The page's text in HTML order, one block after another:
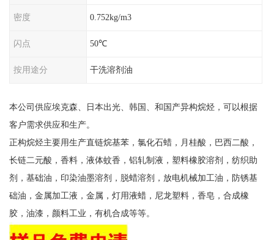
密度 0.752kg/m3
闪点 50℃
按用途分 干洗溶剂油
本公司供应埃克森、日本出光、韩国、和国产异构烷烃，可以根据
客户需求供应和生产。
正构烷烃主要用生产直链烷基苯，氯化石蜡，月桂酸，巴西二酸，
长链二元酸，香料，液体蚊香，铝轧制液，塑料橡胶溶剂，纺织助
剂，基础油，印染油墨溶剂，脱蜡溶剂，放电机械加工油，防锈基
础油，金属加工液，金属，灯用液蜡，尼龙塑料，香皂，合成橡
胶，油漆，颜料工业，有机合成等等。